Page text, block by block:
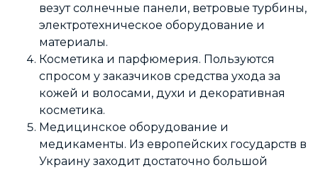
везут солнечные панели, ветровые турбины,
электротехническое оборудование и
материалы.
Косметика и парфюмерия. Пользуются
спросом у заказчиков средства ухода за
кожей и волосами, духи и декоративная
косметика.
Медицинское оборудование и
медикаменты. Из европейских государств в
Украину заходит достаточно большой